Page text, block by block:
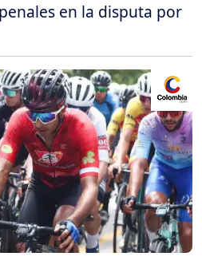
en la disputa por